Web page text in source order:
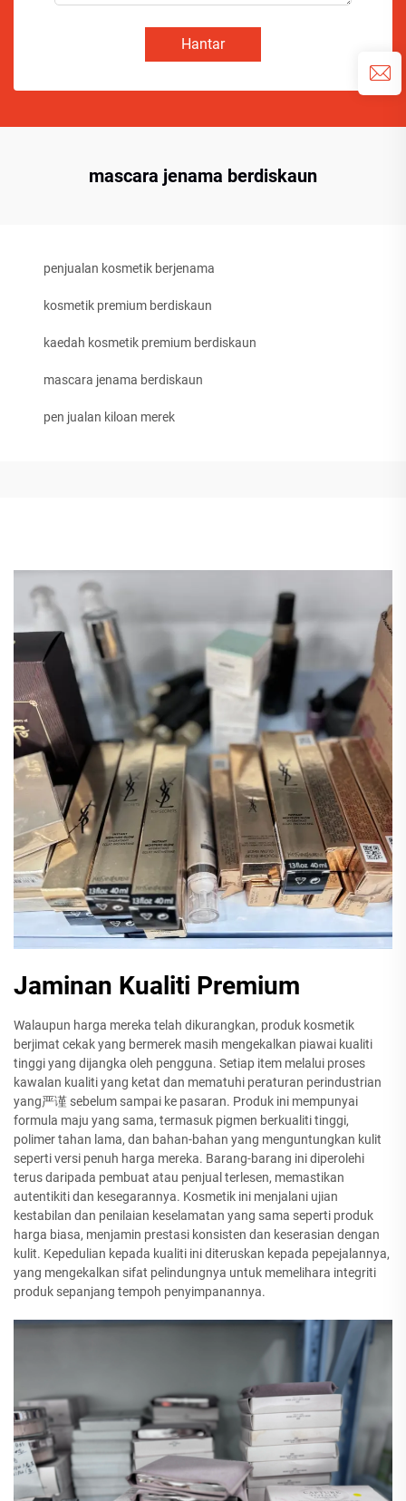
Hantar
mascara jenama berdiskaun
penjualan kosmetik berjenama
kosmetik premium berdiskaun
kaedah kosmetik premium berdiskaun
mascara jenama berdiskaun
pen jualan kiloan merek
Jaminan Kualiti Premium
Walaupun harga mereka telah dikurangkan, produk kosmetik
berjimat cekak yang bermerek masih mengekalkan piawai kualiti
tinggi yang dijangka oleh pengguna. Setiap item melalui proses
kawalan kualiti yang ketat dan mematuhi peraturan perindustrian
yang严谨 sebelum sampai ke pasaran. Produk ini mempunyai
formula maju yang sama, termasuk pigmen berkualiti tinggi,
polimer tahan lama, dan bahan-bahan yang menguntungkan kulit
seperti versi penuh harga mereka. Barang-barang ini diperolehi
terus daripada pembuat atau penjual terlesen, memastikan
autentikiti dan kesegarannya. Kosmetik ini menjalani ujian
kestabilan dan penilaian keselamatan yang sama seperti produk
harga biasa, menjamin prestasi konsisten dan keserasian dengan
kulit. Kepedulian kepada kualiti ini diteruskan kepada pepejalannya,
yang mengekalkan sifat pelindungnya untuk memelihara integriti
produk sepanjang tempoh penyimpanannya.